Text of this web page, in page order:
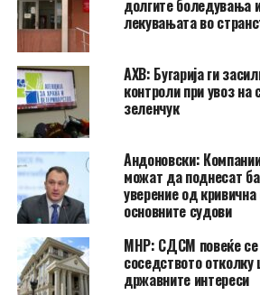
долгите боледувања
лекувањата во
АХВ: Бугарија ги
контроли при увоз на
зеленчук
Андоновски:
можат да поднесат
уверение од
основните судови
МНР: СДСМ повеќе се
соседството отколку
државните интереси